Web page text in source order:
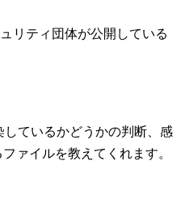
リティ団体が公開している
ているかどうかの判断、感
ァイルを教えてくれます。